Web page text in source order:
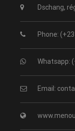
Dschang,
Phone:
Whatsapp:
Email: